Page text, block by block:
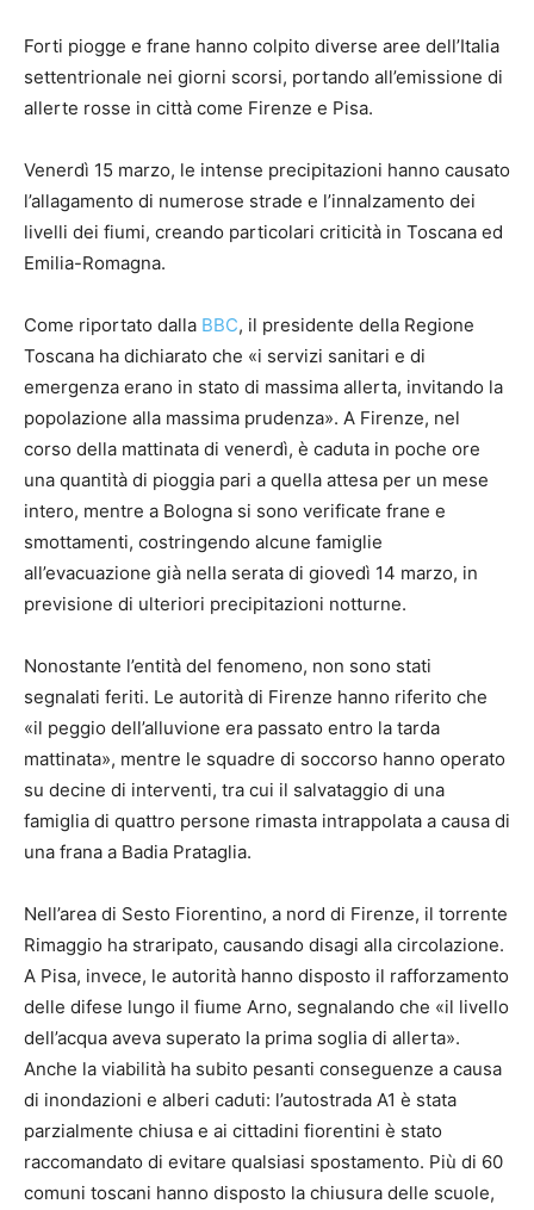
Forti piogge e frane hanno colpito diverse aree dell’Italia
settentrionale nei giorni scorsi, portando all’emissione di
allerte rosse in città come Firenze e Pisa.
Venerdì 15 marzo, le intense precipitazioni hanno causato
l’allagamento di numerose strade e l’innalzamento dei
livelli dei fiumi, creando particolari criticità in Toscana ed
Emilia-Romagna.
Come riportato dalla BBC, il presidente della Regione
Toscana ha dichiarato che «i servizi sanitari e di
emergenza erano in stato di massima allerta, invitando la
popolazione alla massima prudenza». A Firenze, nel
corso della mattinata di venerdì, è caduta in poche ore
una quantità di pioggia pari a quella attesa per un mese
intero, mentre a Bologna si sono verificate frane e
smottamenti, costringendo alcune famiglie
all’evacuazione già nella serata di giovedì 14 marzo, in
previsione di ulteriori precipitazioni notturne.
Nonostante l’entità del fenomeno, non sono stati
segnalati feriti. Le autorità di Firenze hanno riferito che
«il peggio dell’alluvione era passato entro la tarda
mattinata», mentre le squadre di soccorso hanno operato
su decine di interventi, tra cui il salvataggio di una
famiglia di quattro persone rimasta intrappolata a causa di
una frana a Badia Prataglia.
Nell’area di Sesto Fiorentino, a nord di Firenze, il torrente
Rimaggio ha straripato, causando disagi alla circolazione.
A Pisa, invece, le autorità hanno disposto il rafforzamento
delle difese lungo il fiume Arno, segnalando che «il livello
dell’acqua aveva superato la prima soglia di allerta».
Anche la viabilità ha subito pesanti conseguenze a causa
di inondazioni e alberi caduti: l’autostrada A1 è stata
parzialmente chiusa e ai cittadini fiorentini è stato
raccomandato di evitare qualsiasi spostamento. Più di 60
comuni toscani hanno disposto la chiusura delle scuole,